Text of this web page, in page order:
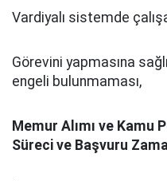
Vardiyalı sistemde
Görevini yapmasına
engeli bulunmaması,
Memur Alımı ve Kamu
Süreci ve Başvuru